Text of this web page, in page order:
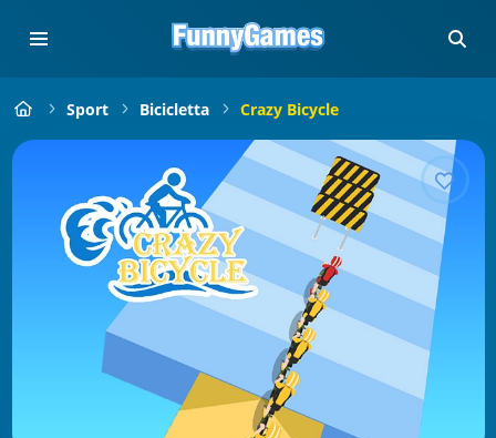
Sport Bicicletta Crazy Bicycle